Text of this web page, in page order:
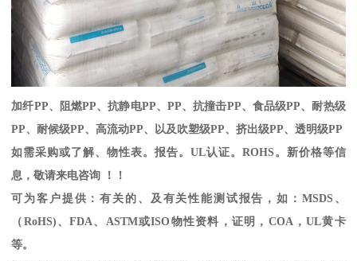
加纤PP、阻燃PP、抗静电PP、 PP、抗撞击PP、食品级PP、耐热级
PP、耐候级PP、高流动PP、以及吹塑级PP、挤出级PP、透明级PP
如需采购或了解、物性表。报告。 UL认证。 ROHS 。新价格等信
息，敬请来电咨询 ！！
可为客户提供：有关的、及有关性能测试报告，如： MSDS 、
（ RoHS) 、FDA、 ASTM或ISO物性资料，证明， COA，UL黄卡
等。